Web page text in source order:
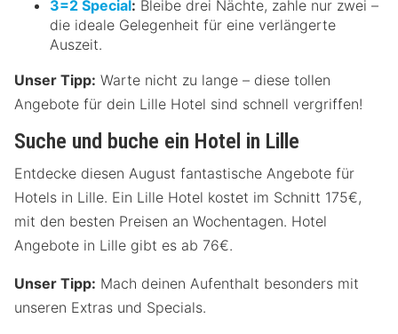
3=2 Special: Bleibe drei Nächte, zahle nur zwei –
die ideale Gelegenheit für eine verlängerte
Auszeit.
Unser Tipp: Warte nicht zu lange – diese tollen
Angebote für dein Lille Hotel sind schnell vergriffen!
Suche und buche ein Hotel in Lille
Entdecke diesen August fantastische Angebote für
Hotels in Lille. Ein Lille Hotel kostet im Schnitt 175€,
mit den besten Preisen an Wochentagen. Hotel
Angebote in Lille gibt es ab 76€.
Unser Tipp: Mach deinen Aufenthalt besonders mit
unseren Extras und Specials.